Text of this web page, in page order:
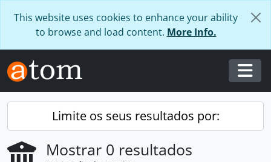
This website uses cookies to enhance your ability
to browse and load content. More Info.
Limite os seus resultados por:
Mostrar 0 resultados